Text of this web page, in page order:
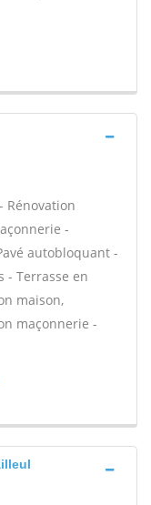
Rénovation
-
autobloquant -
- Terrasse en
maison,
maçonnerie -